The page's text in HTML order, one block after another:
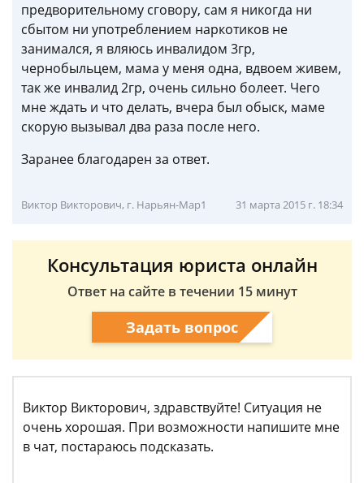
предворительному сговору, сам я никогда ни
сбытом ни употреблением наркотиков не
занимался, я вляюсь инвалидом 3гр,
чернобыльцем, мама у меня одна, вдвоем живем,
так же инвалид 2гр, очень сильно болеет. Чего
мне ждать и что делать, вчера был обыск, маме
скорую вызывал два раза после него.
Заранее благодарен за ответ.
Виктор Викторович, г. Нарьян-Мар1 31 марта 2015 г. 18:34
Консультация юриста онлайн
Ответ на сайте в течении 15 минут
Задать вопрос
Виктор Викторович, здравствуйте! Ситуация не
очень хорошая. При возможности напишите мне
в чат, постараюсь подсказать.